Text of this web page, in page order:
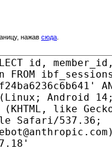
нажав сюда